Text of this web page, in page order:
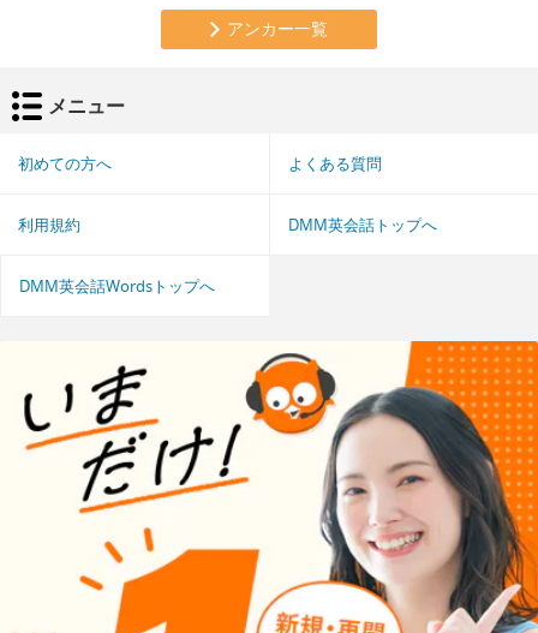
アンカー一覧
メニュー
初めての方へ よくある質問
利用規約 DMM英会話トップへ
DMM英会話Wordsトップへ